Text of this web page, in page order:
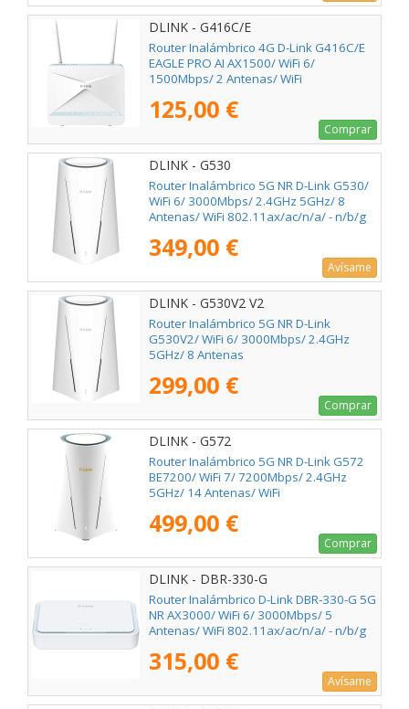
DLINK - G416C/E
Router Inalámbrico 4G D-Link G416C/E
EAGLE PRO AI AX1500/ WiFi 6/
1500Mbps/ 2 Antenas/ WiFi
125,00 €
Comprar
DLINK - G530
Router Inalámbrico 5G NR D-Link G530/
WiFi 6/ 3000Mbps/ 2.4GHz 5GHz/ 8
Antenas/ WiFi 802.11ax/ac/n/a/ - n/b/g
349,00 €
Avísame
DLINK - G530V2 V2
Router Inalámbrico 5G NR D-Link
G530V2/ WiFi 6/ 3000Mbps/ 2.4GHz
5GHz/ 8 Antenas
299,00 €
Comprar
DLINK - G572
Router Inalámbrico 5G NR D-Link G572
BE7200/ WiFi 7/ 7200Mbps/ 2.4GHz
5GHz/ 14 Antenas/ WiFi
499,00 €
Comprar
DLINK - DBR-330-G
Router Inalámbrico D-Link DBR-330-G 5G
NR AX3000/ WiFi 6/ 3000Mbps/ 5
Antenas/ WiFi 802.11ax/ac/n/a/ - n/b/g
315,00 €
Avísame